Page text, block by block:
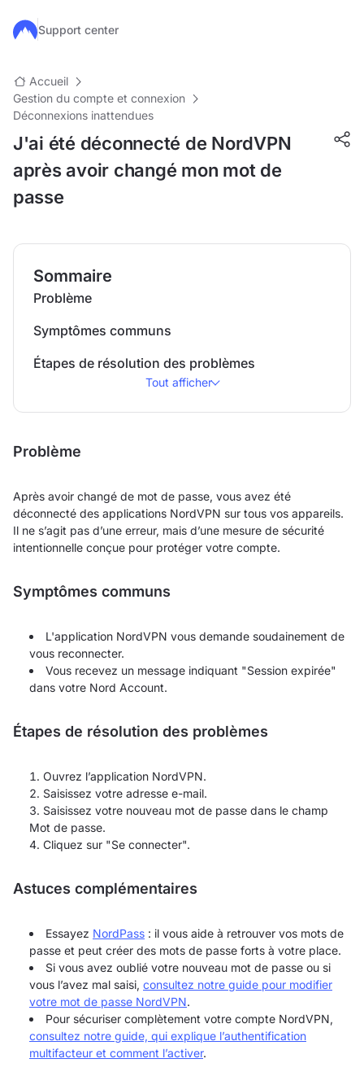
Passer au contenu principal
Support center
Accueil
Gestion du compte et connexion
Déconnexions inattendues
J'ai été déconnecté de NordVPN
après avoir changé mon mot de
passe
Sommaire
Problème
Symptômes communs
Étapes de résolution des problèmes
Tout afficher
Problème
Après avoir changé de mot de passe, vous avez été
déconnecté des applications NordVPN sur tous vos appareils.
Il ne s’agit pas d’une erreur, mais d’une mesure de sécurité
intentionnelle conçue pour protéger votre compte.
Symptômes communs
L'application NordVPN vous demande soudainement de
vous reconnecter.
Vous recevez un message indiquant "Session expirée"
dans votre Nord Account.
Étapes de résolution des problèmes
Ouvrez l’application NordVPN.
Saisissez votre adresse e-mail.
Saisissez votre nouveau mot de passe dans le champ
Mot de passe.
Cliquez sur "Se connecter".
Astuces complémentaires
Essayez NordPass : il vous aide à retrouver vos mots de
passe et peut créer des mots de passe forts à votre place.
Si vous avez oublié votre nouveau mot de passe ou si
vous l’avez mal saisi, consultez notre guide pour modifier
votre mot de passe NordVPN.
Pour sécuriser complètement votre compte NordVPN,
consultez notre guide, qui explique l’authentification
multifacteur et comment l’activer.